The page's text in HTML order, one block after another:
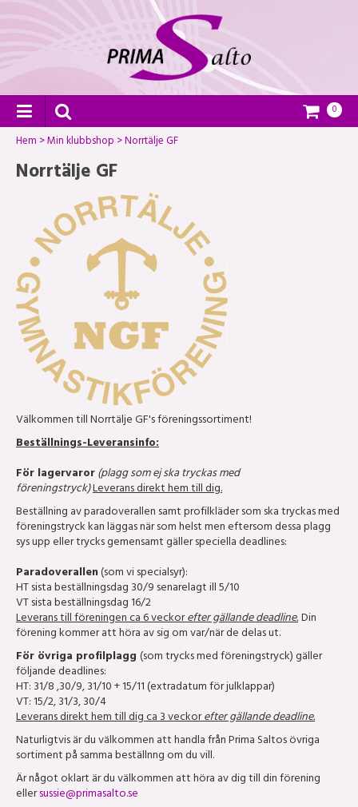
0
Hem >Min klubbshop >Norrtälje GF
Norrtälje GF
Välkommen till Norrtälje GF's föreningssortiment!
Beställnings-Leveransinfo:
För lagervaror(plagg som ej ska tryckas med
föreningstryck)Leverans direkt hem till dig.
Beställning av paradoverallen samt profilkläder som ska tryckas med
föreningstryck kan läggas när som helst men eftersom dessa plagg
sys upp eller trycks gemensamt gäller speciella deadlines:
Paradoverallen(som vi specialsyr):
HT sista beställningsdag 30/9 senarelagt ill 5/10
VT sista beställningsdag 16/2
Leverans till föreningen ca 6 veckorefter gällande deadline.Din
förening kommer att höra av sig om var/när de delas ut.
För övriga profilplagg(som trycks med föreningstryck) gäller
följande deadlines:
HT: 31/8 ,30/9, 31/10 + 15/11 (extradatum för julklappar)
VT: 15/2, 31/3, 30/4
Leverans direkt hem till dig ca 3 veckorefter gällande deadline.
Naturligtvis är du välkommen att handla från Prima Saltos övriga
sortiment på samma beställnng om du vill.
Är något oklart är du välkommen att höra av dig till din förening
ellersussie@primasalto.se